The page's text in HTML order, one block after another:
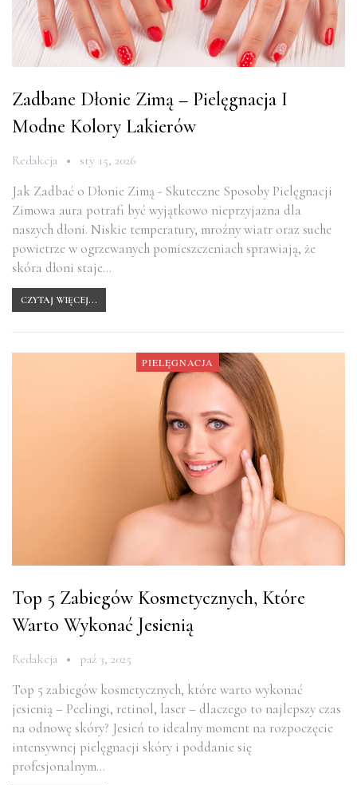
Zadbane Dłonie Zimą – Pielęgnacja I
Modne Kolory Lakierów
Redakcja sty 15, 2026
Jak Zadbać o Dłonie Zimą - Skuteczne Sposoby Pielęgnacji
Zimowa aura potrafi być wyjątkowo nieprzyjazna dla
naszych dłoni. Niskie temperatury, mroźny wiatr oraz suche
powietrze w ogrzewanych pomieszczeniach sprawiają, że
skóra dłoni staje…
CZYTAJ WIĘCEJ...
PIELĘGNACJA
Top 5 Zabiegów Kosmetycznych, Które
Warto Wykonać Jesienią
Redakcja paź 3, 2025
Top 5 zabiegów kosmetycznych, które warto wykonać
jesienią – Peelingi, retinol, laser – dlaczego to najlepszy czas
na odnowę skóry? Jesień to idealny moment na rozpoczęcie
intensywnej pielęgnacji skóry i poddanie się
profesjonalnym…